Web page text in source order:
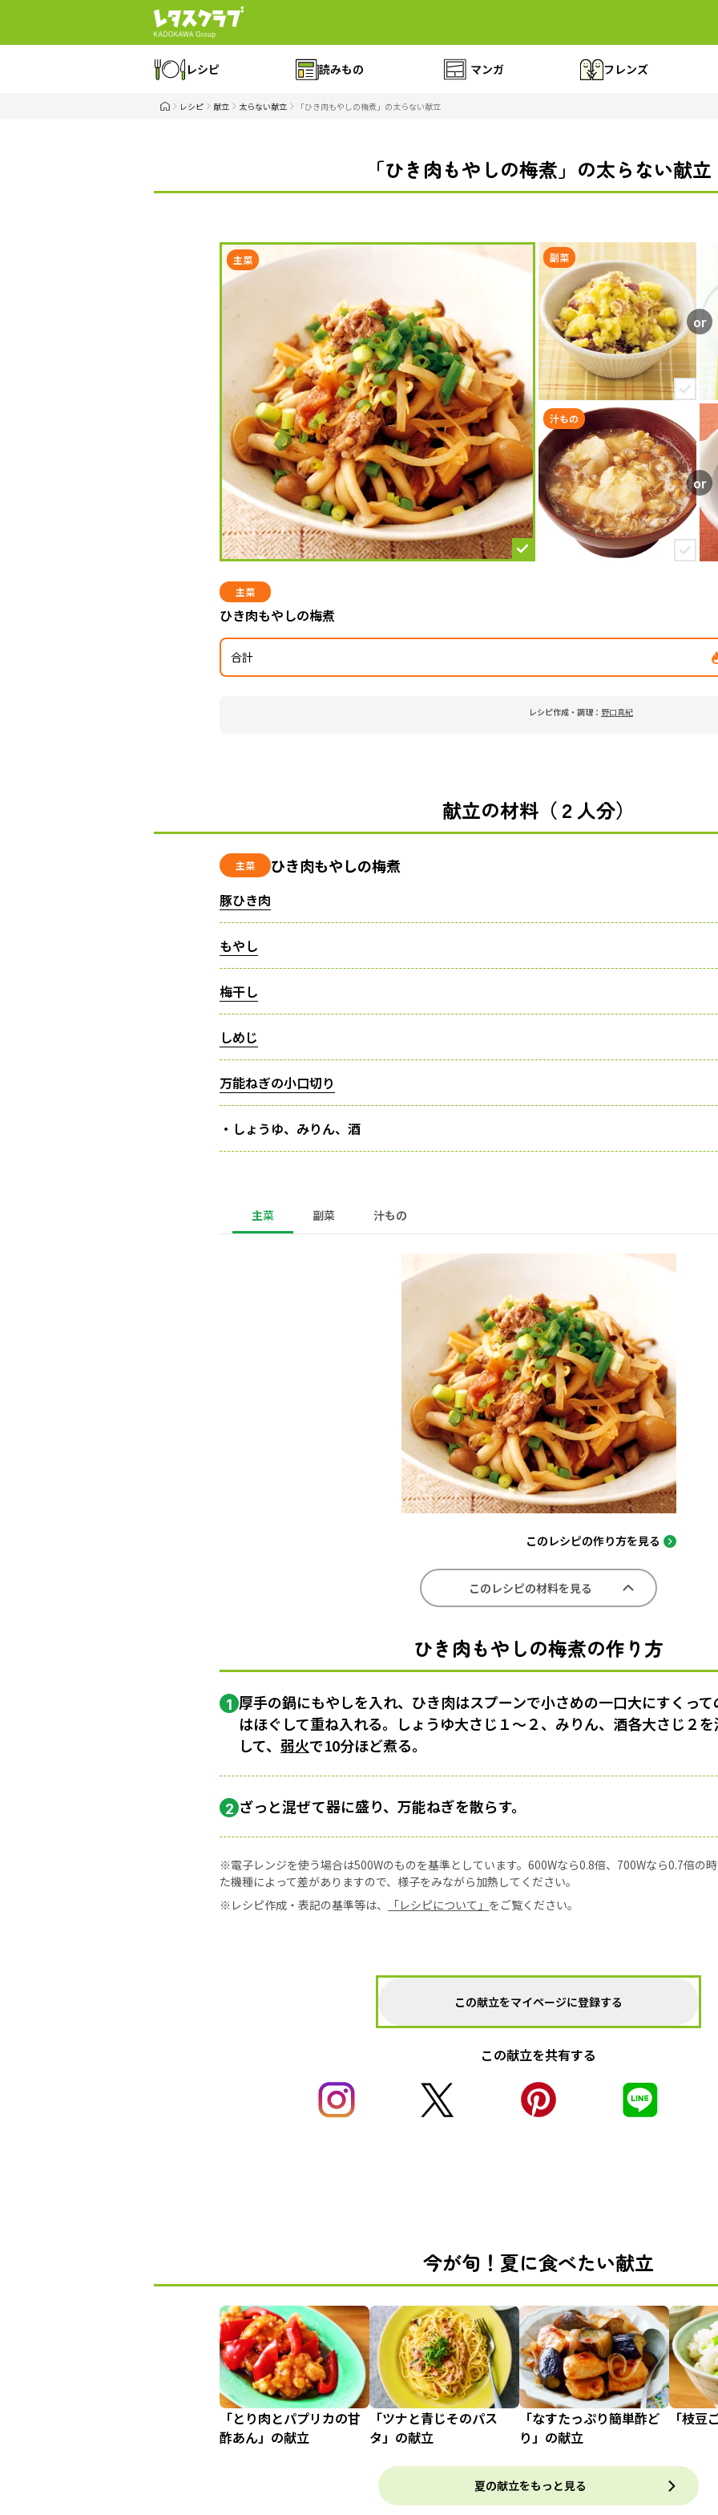
レシピ 読みもの マンガ フレンズ
レシピ 献立 太らない献立 「ひき肉もやしの梅煮」の太らない献立
「ひき肉もやしの梅煮」の太らない献立
主菜 副菜
汁もの
主菜
ひき肉もやしの梅煮
合計
レシピ作成・調理： 野口真紀
献立の材料（２人分）
主菜 ひき肉もやしの梅煮
豚ひき肉
もやし
梅干し
しめじ
万能ねぎの小口切り
・しょうゆ、みりん、酒
主菜 副菜 汁もの
このレシピの作り方を見る
このレシピの材料を見る
ひき肉もやしの梅煮の作り方
1 厚手の鍋にもやしを入れ、ひき肉はスプーンで小さめの一口大にすくっ
はほぐして重ね入れる。しょうゆ大さじ１〜２、みりん、酒各大さじ２
して、 弱火で10分ほど煮る。
2 ざっと混ぜて器に盛り、万能ねぎを散らす。
※電子レンジを使う場合は500Wのものを基準としています。600Wなら0.8倍、700Wなら0.7倍の
た機種によって差がありますので、様子をみながら加熱してください。
※レシピ作成・表記の基準等は、
「レシピについて」 をご覧ください。
この献立をマイページに登録する
この献立を共有する
今が旬！夏に食べたい献立
「とり肉とパプリカの甘
酢あん」の献立
「ツナと青じそのパス
タ」の献立
「なすたっぷり簡単酢ど
り」の献立
「枝豆
夏の献立をもっと見る